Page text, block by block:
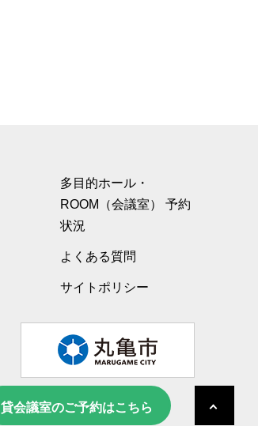
貸会議室のご予約はこちら
多目的ホール・
ROOM（会議室） 予約
状況
よくある質問
サイトポリシー